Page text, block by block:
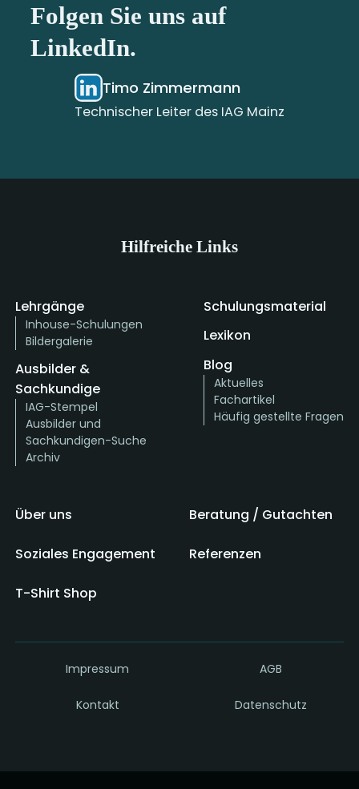
Folgen Sie uns auf
LinkedIn.
Timo Zimmermann
Technischer Leiter des IAG Mainz
Hilfreiche Links
Lehrgänge
Inhouse-Schulungen
Bildergalerie
Ausbilder &
Sachkundige
IAG-Stempel
Ausbilder und
Sachkundigen-Suche
Archiv
Schulungsmaterial
Lexikon
Blog
Aktuelles
Fachartikel
Häufig gestellte Fragen
Über uns Beratung / Gutachten
Soziales Engagement Referenzen
T-Shirt Shop
Impressum AGB
Kontakt Datenschutz